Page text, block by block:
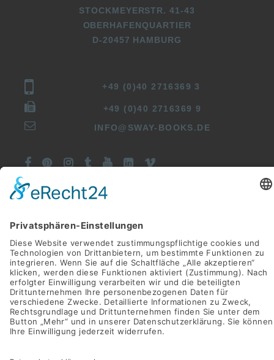
STOCKMEYERSTR. 41-43
OBERHAFENQUARTIER
D-20457 HAMBURG
+49 (0)40 2716369 3
+49 (0)40 2716369 9
INFO@SWAY-BOOKS.DE
      
©SWAY Books UG • Alle Rechte vorbehalten
Alle Preise inkl. der gesetzlichen MwSt.
Die durchgestrichenen Preise entsprechen dem bisherigen Preis
in diesem Online-Shop.